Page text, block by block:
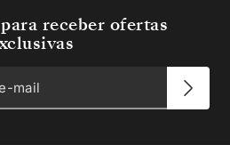
receber ofertas